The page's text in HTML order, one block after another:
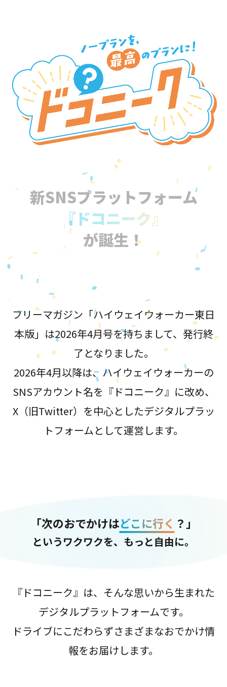
新SNSプラットフォーム
『ドコニーク』
が誕生！
フリーマガジン「ハイウェイウォーカー東日
本版」は2026年4月号を持ちまして、発行終
了となりました。
2026年4月以降は、ハイウェイウォーカーの
SNSアカウント名を『ドコニーク』に改め、
X（旧Twitter）を中心としたデジタルプラッ
トフォームとして運営します。
「次のおでかけはどこに行く ？」
というワクワクを、もっと自由に。
『ドコニーク』は、そんな思いから生まれた
デジタルプラットフォームです。
ドライブにこだわらずさまざまなおでかけ情
報をお届けします。